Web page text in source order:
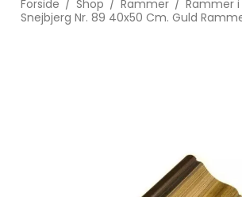
Forside / Shop / Rammer / Rammer i
Snejbjerg Nr. 89 40x50 Cm. Guld